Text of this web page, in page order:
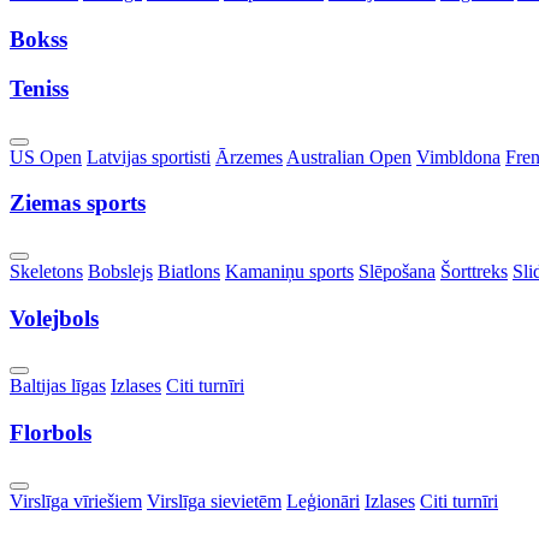
Bokss
Teniss
Toggle
Dropdown
US Open Latvijas sportisti Ārzemes Australian Open Vimbldona
Ziemas sports
Toggle
Dropdown
Skeletons Bobslejs Biatlons Kamaniņu sports Slēpošana Šorttreks
Volejbols
Toggle
Dropdown
Baltijas līgas Izlases Citi turnīri
Florbols
Toggle
Dropdown
Virslīga vīriešiem Virslīga sievietēm Leģionāri Izlases Citi turnīri